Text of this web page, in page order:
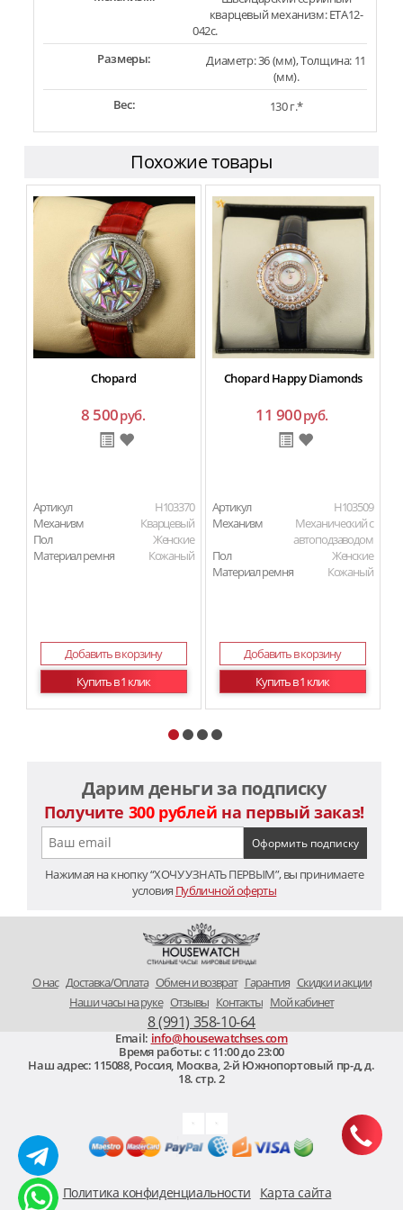
кварцевый механизм: ETA12-
042c.
Размеры:
Диаметр: 36 (мм), Толщина: 11
(мм).
Вес:
130 г.*
Похожие товары
Chopard
8 500руб.
Артикул
H103370
Механизм
Кварцевый
Пол
Женские
Материал ремня
Кожаный
Добавить в корзину
Купить в 1 клик
Chopard Happy Diamonds
11 900руб.
Артикул
H103509
Механизм
Механический с
автоподзаводом
Пол
Женские
Материал ремня
Кожаный
Добавить в корзину
Купить в 1 клик
Дарим деньги за подписку
Получите 300 рублей на первый заказ!
Нажимая на кнопку “ХОЧУ УЗНАТЬ ПЕРВЫМ”, вы принимаете
условия Публичной оферты
O нас Доставка/Оплата Обмен и возврат Гарантия Скидки и акции
Наши часы на руке Отзывы Контакты Мой кабинет
8 (991) 358-10-64
Политика конфиденциальности Карта сайта
Email: info@housewatchses.com
Время работы: c 11:00 до 23:00
Наш адрес: 115088, Россия, Москва 2-й Южнопортовый пр-д, д.
18. стр. 2